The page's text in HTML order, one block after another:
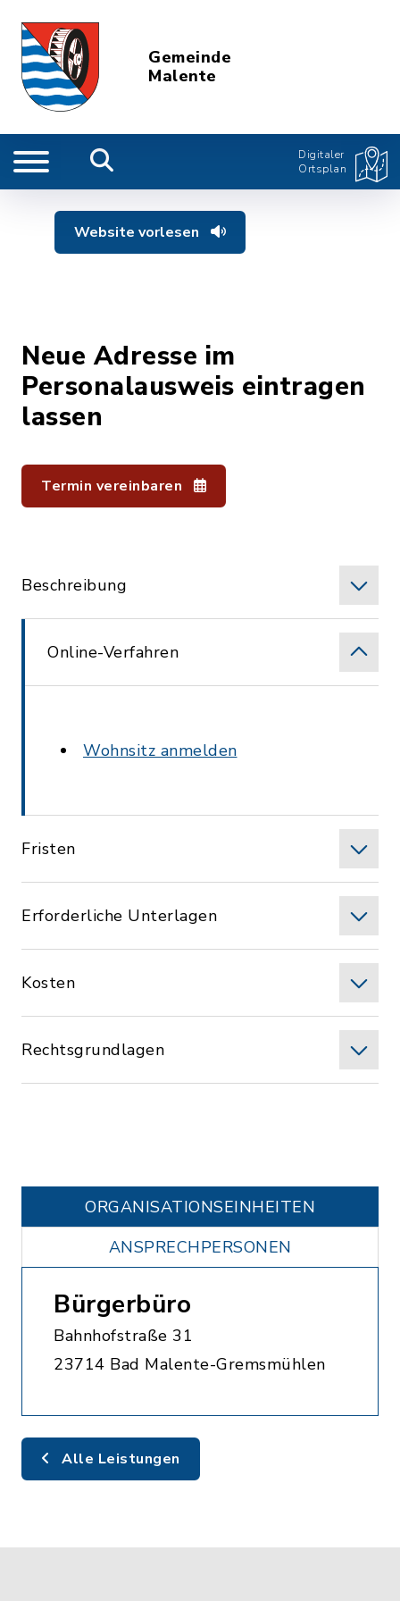
Gemeinde
Malente
Digitaler
Ortsplan
Website vorlesen
Neue Adresse im
Personalausweis eintragen
lassen
Termin vereinbaren
Beschreibung
Online-Verfahren
Wohnsitz anmelden
Fristen
Erforderliche Unterlagen
Kosten
Rechtsgrundlagen
ORGANISATIONS­EINHEITEN
ANSPRECHPERSONEN
Bürgerbüro
Bahnhofstraße 31
23714 Bad Malente-Gremsmühlen
Alle Leistungen